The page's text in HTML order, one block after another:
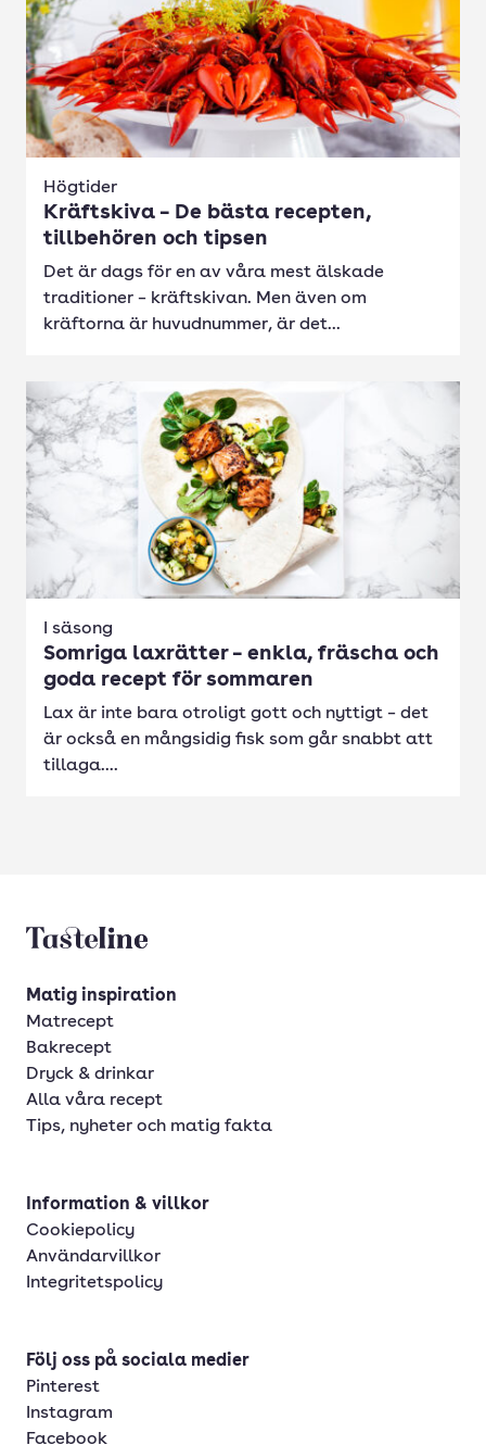
Högtider
Kräftskiva – De bästa recepten,
tillbehören och tipsen
Det är dags för en av våra mest älskade
traditioner – kräftskivan. Men även om
kräftorna är huvudnummer, är det...
I säsong
Somriga laxrätter – enkla, fräscha och
goda recept för sommaren
Lax är inte bara otroligt gott och nyttigt – det
är också en mångsidig fisk som går snabbt att
tillaga....
Tasteline startsida
Matig inspiration
Matrecept
Bakrecept
Dryck & drinkar
Alla våra recept
Tips, nyheter och matig fakta
Information & villkor
Cookiepolicy
Användarvillkor
Integritetspolicy
Följ oss på sociala medier
Pinterest
Instagram
Facebook